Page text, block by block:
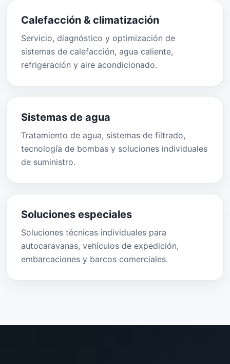
Calefacción & climatización
Servicio, diagnóstico y optimización de
sistemas de calefacción, agua caliente,
refrigeración y aire acondicionado.
Sistemas de agua
Tratamiento de agua, sistemas de filtrado,
tecnología de bombas y soluciones individuales
de suministro.
Soluciones especiales
Soluciones técnicas individuales para
autocaravanas, vehículos de expedición,
embarcaciones y barcos comerciales.